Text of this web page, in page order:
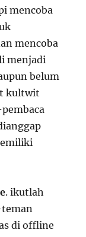
mencoba
mencoba
menjadi
belum
kultwit
. ikutlah
di offline